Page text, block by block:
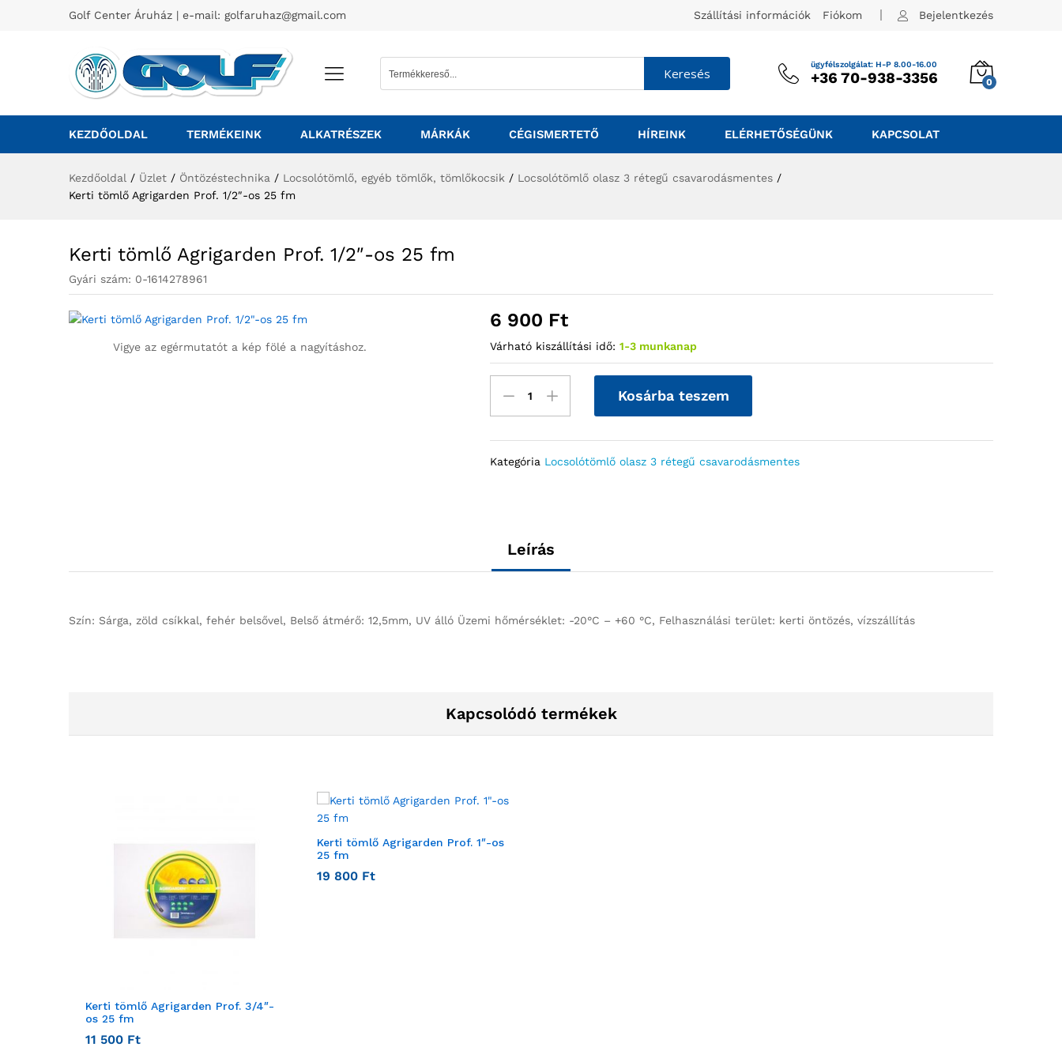
Golf Center Áruház | e-mail: golfaruhaz@gmail.com Szállítási információk Fiókom Bejelentkezés
Keresés
ügyfélszolgálat: H-P 8.00-16.00
+36 70-938-3356 0
KEZDŐOLDAL TERMÉKEINK ALKATRÉSZEK MÁRKÁK CÉGISMERTETŐ HÍREINK ELÉRHETŐSÉGÜNK KAPCSOLAT
Kezdőoldal / Üzlet / Öntözéstechnika / Locsolótömlő, egyéb tömlők, tömlőkocsik / Locsolótömlő olasz 3 rétegű csavarodásmentes /
Kerti tömlő Agrigarden Prof. 1/2″-os 25 fm
Kerti tömlő Agrigarden Prof. 1/2″-os 25 fm
Gyári szám: 0-1614278961
Vigye az egérmutatót a kép fölé a nagyításhoz.
6 900 Ft
Várható kiszállítási idő: 1-3 munkanap
Kosárba teszem
Kategória Locsolótömlő olasz 3 rétegű csavarodásmentes
Leírás
Szín: Sárga, zöld csíkkal, fehér belsővel, Belső átmérő: 12,5mm, UV álló Üzemi hőmérséklet: -20°C – +60 °C, Felhasználási terület: kerti öntözés, vízszállítás
Kapcsolódó termékek
Kerti tömlő Agrigarden Prof. 3/4″-
os 25 fm
11 500 Ft
Kerti tömlő Agrigarden Prof. 1″-os
25 fm
19 800 Ft